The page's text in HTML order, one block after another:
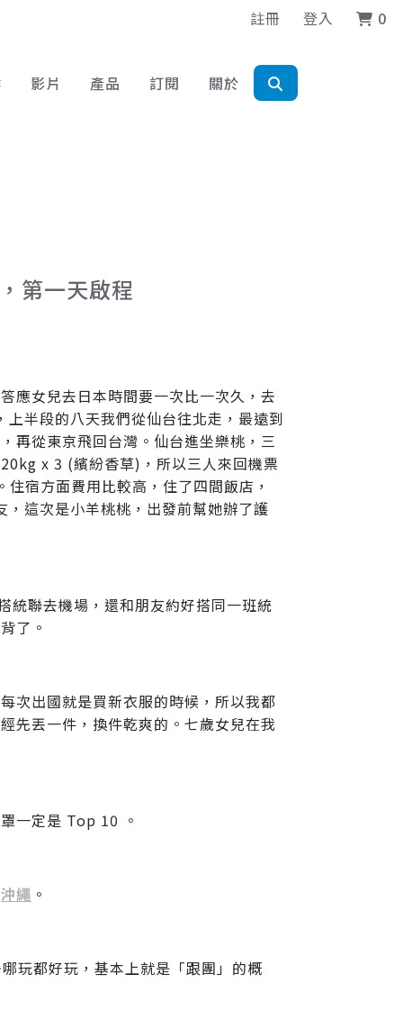
註冊 登入 0
影片 產品 訂閱 關於
第一天啟程
應女兒去日本時間要一次比一次久，去
半段的八天我們從仙台往北走，最遠到
再從東京飛回台灣。仙台進坐樂桃，三
x 3 (繽紛香草)，所以三人來回機票
宿方面費用比較高，住了四間飯店，
這次是小羊桃桃，出發前幫她辦了護
統聯去機場，還和朋友約好搭同一班統
了。
次出國就是買新衣服的時候，所以我都
先丟一件，換件乾爽的。七歲女兒在我
一定是 Top 10 。
沖繩 。
玩都好玩，基本上就是「跟團」的概